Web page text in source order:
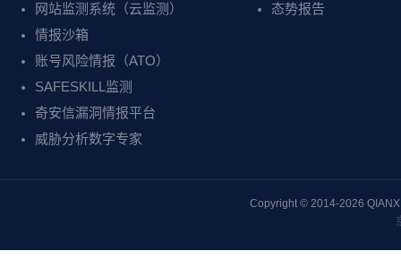
网站监测系统（云监测）
情报沙箱
账号风险情报（ATO）
SAFESKILL监测
奇安信漏洞情报平台
威胁分析数字专家
态势报告
Copyright © 2014-2026